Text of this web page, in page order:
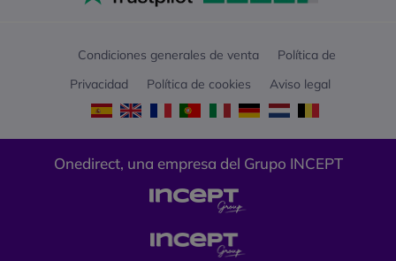
Condiciones generales de venta
Política de
Privacidad
Política de cookies Aviso legal
Onedirect, una empresa del Grupo INCEPT